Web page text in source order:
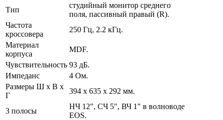
Тип
студийный монитор среднего
поля, пассивный правый (R).
Частота
кроссовера
250 Гц, 2.2 кГц.
Материал
корпуса
MDF.
Чувствительность 93 дБ.
Импеданс
4 Ом.
Размеры Ш х В х
Г
394 x 635 x 292 мм.
3 полосы
НЧ 12", СЧ 5", ВЧ 1" в волноводе
EOS.